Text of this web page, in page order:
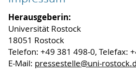
Herausgeberin:
Universität Rostock
18051 Rostock
Telefon: +49 381 498-0, Telefax:
E-Mail: pressestelle@uni-rostock